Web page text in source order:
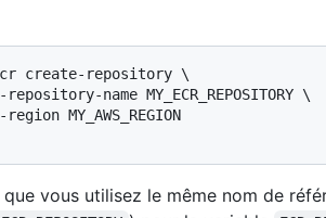
create-repository \
vous utilisez le même nom de